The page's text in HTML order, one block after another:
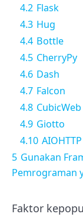
4.2 Flask
4.3 Hug
4.4 Bottle
4.5 CherryPy
4.6 Dash
4.7 Falcon
4.8 CubicWeb
4.9 Giotto
4.10 AIOHTTP
5 Gunakan
Pemrograman
Faktor